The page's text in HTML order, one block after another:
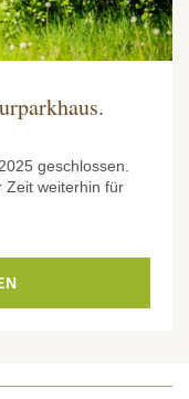
geschlossen.
Zeit weiterhin für